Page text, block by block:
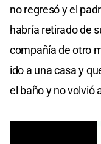
no regresó y el
habría retirado de
compañía de otro
ido a una casa y
el baño y no volvió